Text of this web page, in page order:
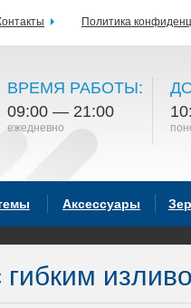
ВРЕМЯ РАБОТЫ:
09:00 — 21:00
ежедневно
Аксессуары
Политика